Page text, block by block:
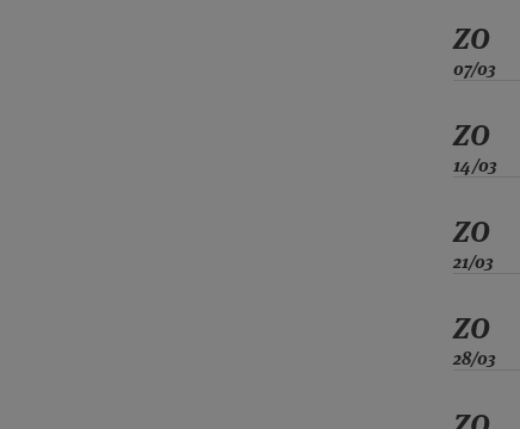
ZO
07/03
ZO
14/03
ZO
21/03
ZO
28/03